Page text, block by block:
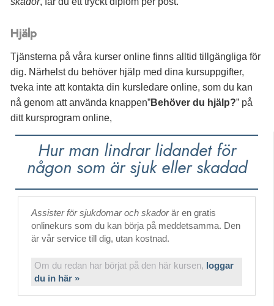
Hjälp
Tjänsterna på våra kurser online finns alltid tillgängliga för
dig. Närhelst du behöver hjälp med dina kursuppgifter,
tveka inte att kontakta din kursledare online, som du kan
nå genom att använda knappen”Behöver du hjälp?” på
ditt kursprogram online,
Hur man lindrar lidandet för
någon som är sjuk eller skadad
Assister för sjukdomar och skadorär en gratis
onlinekurs som du kan börja på meddetsamma. Den
är vår service till dig, utan kostnad.
Om du redan har börjat på den här kursen, loggar
du in här »